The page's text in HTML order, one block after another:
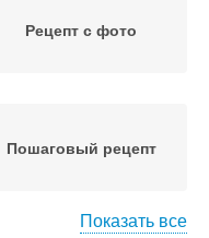
Рецепт с фото
Пошаговый рецепт
Показать все